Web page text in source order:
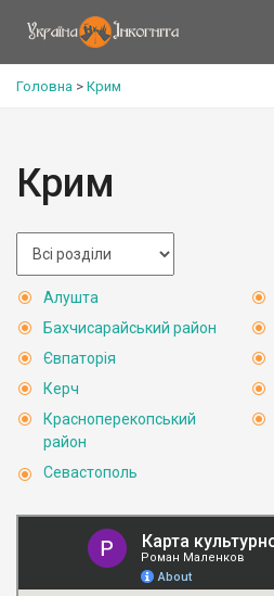
Головна > Крим
Крим
Алушта
Бахчисарайський район
Євпаторія
Керч
Красноперекопський
район
Севастополь